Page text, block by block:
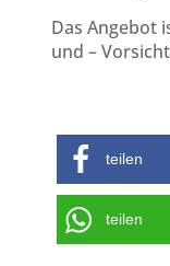
Das Angebot
und –
teilen
teilen